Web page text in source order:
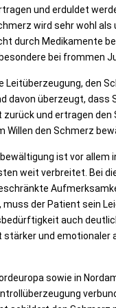
und erduldet
wird sehr wohl als
durch Medikamente
bei frommen
Leitüberzeugung, den
davon überzeugt, dass
und ertragen den
Willen den Schmerz
ist vor allem
weit verbreitet. Bei
der Patient sein
auch
und emotionaler
sowie in